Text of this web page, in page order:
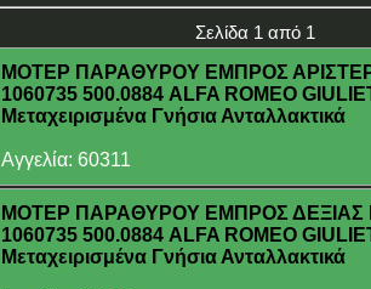
Σελίδα 1 από 1
ΜΟΤΕΡ ΠΑΡΑΘΥΡΟΥ ΕΜΠΡΟΣ
1060735 500.0884 ALFA ROMEO
Μεταχειρισμένα Γνήσια Ανταλλακτικά
Αγγελία: 60311
ΜΟΤΕΡ ΠΑΡΑΘΥΡΟΥ ΕΜΠΡΟΣ ΔΕΞΙΑΣ
1060735 500.0884 ALFA ROMEO
Μεταχειρισμένα Γνήσια Ανταλλακτικά